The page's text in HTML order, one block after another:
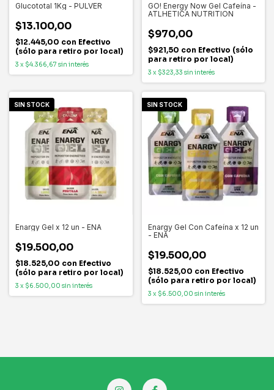
Glucototal 1Kg - PULVER
$13.100,00
$12.445,00 con Efectivo
(sólo para retiro por local)
3 x $4.366,67 sin interés
GO! Energy Now Gel Cafeína -
ATLHETICA NUTRITION
$970,00
$921,50 con Efectivo (sólo
para retiro por local)
3 x $323,33 sin interés
SIN STOCK
Enargy Gel x 12 un - ENA
$19.500,00
$18.525,00 con Efectivo
(sólo para retiro por local)
3 x $6.500,00 sin interés
SIN STOCK
Enargy Gel Con Cafeína x 12 un
- ENA
$19.500,00
$18.525,00 con Efectivo
(sólo para retiro por local)
3 x $6.500,00 sin interés